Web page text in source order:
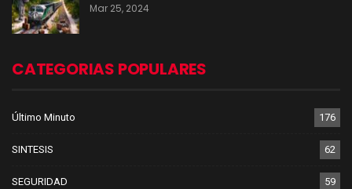
Mar 25, 2024
CATEGORIAS POPULARES
Último Minuto 176
SINTESIS 62
SEGURIDAD 59